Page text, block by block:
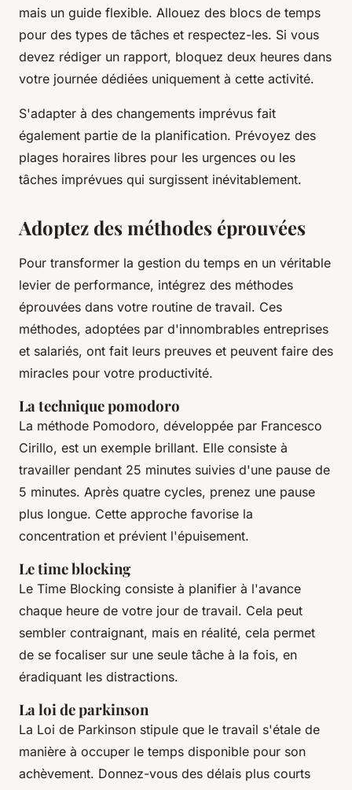
mais un guide flexible. Allouez des blocs de temps
pour des types de tâches et respectez-les. Si vous
devez rédiger un rapport, bloquez deux heures dans
votre journée dédiées uniquement à cette activité.
S'adapter à des changements imprévus fait
également partie de la planification. Prévoyez des
plages horaires libres pour les urgences ou les
tâches imprévues qui surgissent inévitablement.
Adoptez des méthodes éprouvées
Pour transformer la gestion du temps en un véritable
levier de performance, intégrez des méthodes
éprouvées dans votre routine de travail. Ces
méthodes, adoptées par d'innombrables entreprises
et salariés, ont fait leurs preuves et peuvent faire des
miracles pour votre productivité.
La technique pomodoro
La méthode Pomodoro, développée par Francesco
Cirillo, est un exemple brillant. Elle consiste à
travailler pendant 25 minutes suivies d'une pause de
5 minutes. Après quatre cycles, prenez une pause
plus longue. Cette approche favorise la
concentration et prévient l'épuisement.
Le time blocking
Le Time Blocking consiste à planifier à l'avance
chaque heure de votre jour de travail. Cela peut
sembler contraignant, mais en réalité, cela permet
de se focaliser sur une seule tâche à la fois, en
éradiquant les distractions.
La loi de parkinson
La Loi de Parkinson stipule que le travail s'étale de
manière à occuper le temps disponible pour son
achèvement. Donnez-vous des délais plus courts